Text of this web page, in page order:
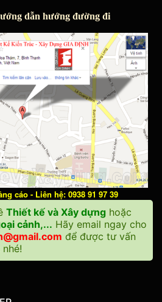
dẫn hướng đường đi
cáo - Liên hệ: 0938 91 97 39
Thiết kế và Xây dựng hoặc
cảnh,... Hãy email ngay cho
để được tư vấn